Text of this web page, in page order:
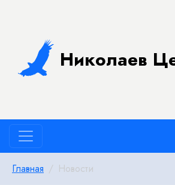
Николаев
Главная Новости